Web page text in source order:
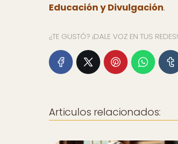
Educación y Divulgación.
¿TE GUSTÓ? ¡DALE VOZ EN TUS REDES!
Articulos relacionados: